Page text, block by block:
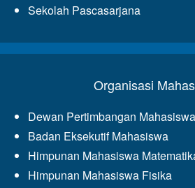
Sekolah Pascasarjana
Organisasi
Dewan Pertimbangan Mahasiswa
Badan Eksekutif Mahasiswa
Himpunan Mahasiswa
Himpunan Mahasiswa Fisika